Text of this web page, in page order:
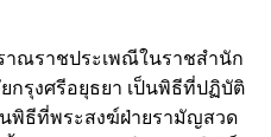
าณราชประเพณีในราชสำนัก
รุงศรีอยุธยา เป็นพิธีที่ปฏิบัติ